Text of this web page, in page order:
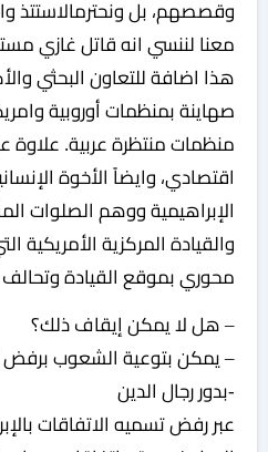
وقصصهم، بل ونحترمالاستتذ
معنا لننسي انه قاتل غازي
هذا اضافة للتعاون البحثي
صهاينة بمنظمات أوروبية
منظمات منتظرة عربية. علاوة
اقتصادي، وايضاً الأخوة
الإبراهيمية ووهم الصلوات
والقيادة المركزية الأمريكية
محوري بموقع القيادة وتحالف
– هل لا يمكن إيقاف ذلك؟
– يمكن بتوعية الشعوب برفض
-بدور رجال الدين
عبر رفض تسميه الاتفاقات